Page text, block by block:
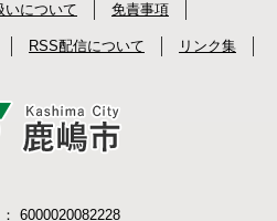
いについて 免責事項
RSS配信について リンク集
6000020082228